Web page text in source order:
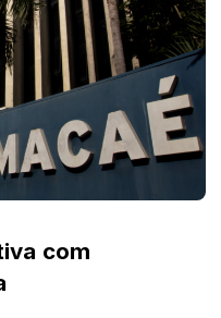
com